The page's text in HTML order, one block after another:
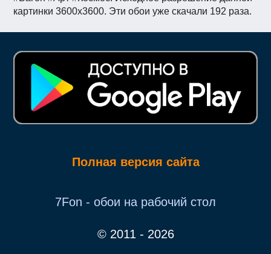
картинки 3600x3600. Эти обои уже скачали 192 раза.
Полная версия сайта
7Fon - обои на рабочий стол
© 2011 - 2026